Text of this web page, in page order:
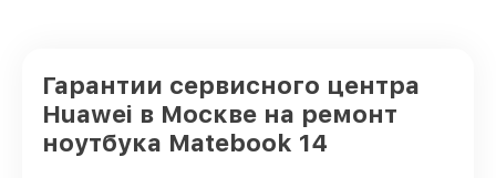
Гарантии сервисного центра
Huawei в Москве на ремонт
ноутбука Matebook 14